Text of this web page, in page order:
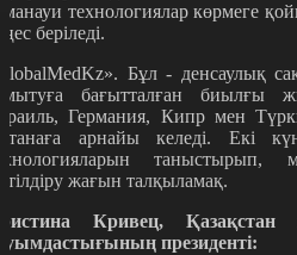
технологиялар көрмеге
беріледі.
Бұл - денсаулық
бағытталған
Германия, Кипр мен
арнайы келеді. Екі
таныстырып,
жағын талқыламақ.
Кривец, Қазақстан
президенті: